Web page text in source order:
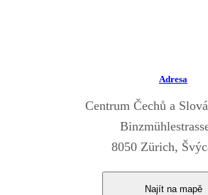
Adresa
Centrum Čechů a
8050 Zürich,
Najít na mapě